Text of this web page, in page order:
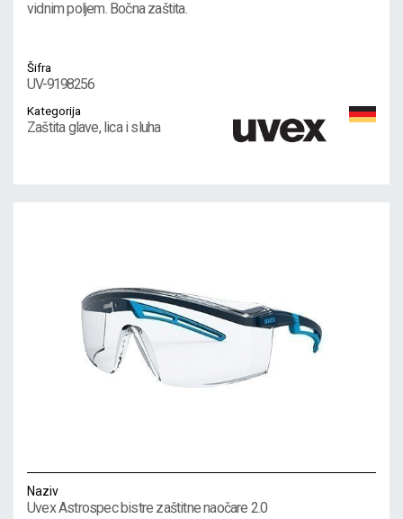
vidnim poljem. Bočna zaštita.
Šifra
UV-9198256
Kategorija
Zaštita glave, lica i sluha
Naziv
Uvex Astrospec bistre zaštitne naočare 2.0